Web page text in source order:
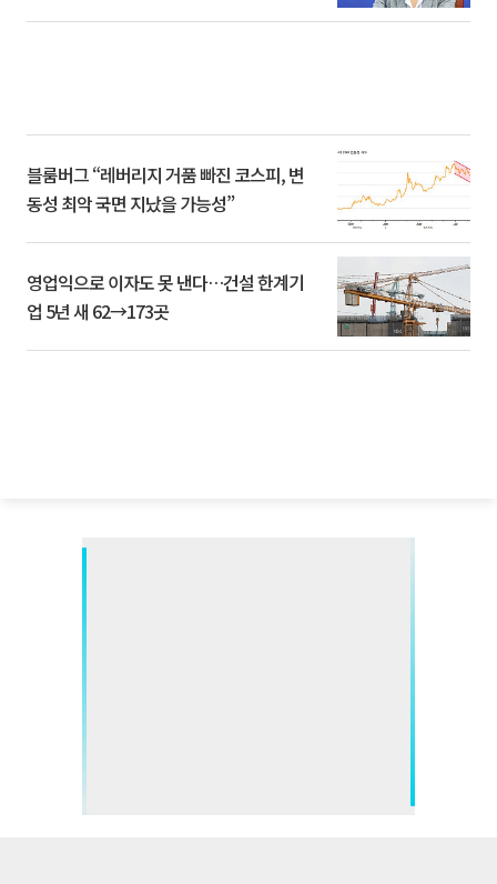
블룸버그 “레버리지 거품 빠진 코스피, 변
동성 최악 국면 지났을 가능성”
영업익으로 이자도 못 낸다…건설 한계기
업 5년 새 62→173곳